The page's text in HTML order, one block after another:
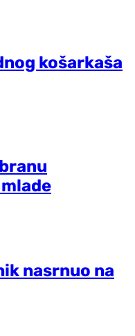
košarkaša
nasrnuo na